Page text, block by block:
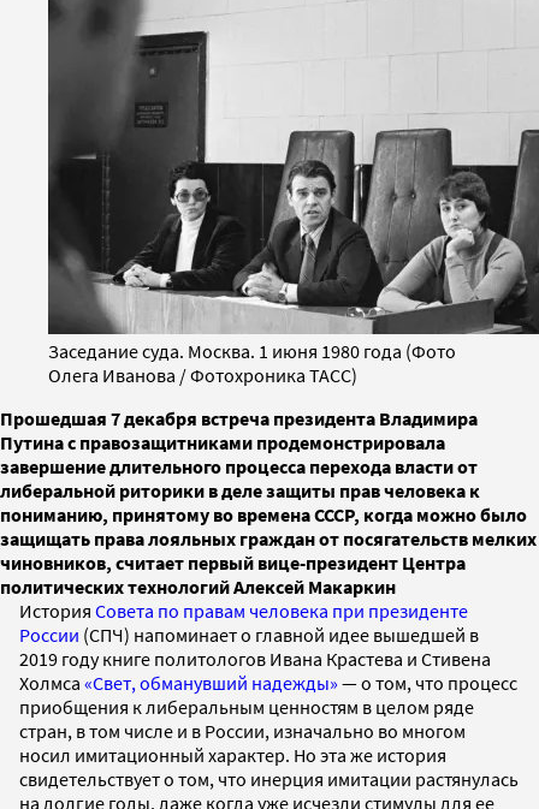
Заседание суда. Москва. 1 июня 1980 года (Фото
Олега Иванова / Фотохроника ТАСС)
Прошедшая 7 декабря встреча президента Владимира
Путина с правозащитниками продемонстрировала
завершение длительного процесса перехода власти от
либеральной риторики в деле защиты прав человека к
пониманию, принятому во времена СССР, когда можно было
защищать права лояльных граждан от посягательств мелких
чиновников, считает первый вице-президент Центра
политических технологий Алексей Макаркин
История Совета по правам человека при президенте
России (СПЧ) напоминает о главной идее вышедшей в
2019 году книге политологов Ивана Крастева и Стивена
Холмса «Свет, обманувший надежды» — о том, что процесс
приобщения к либеральным ценностям в целом ряде
стран, в том числе и в России, изначально во многом
носил имитационный характер. Но эта же история
свидетельствует о том, что инерция имитации растянулась
на долгие годы, даже когда уже исчезли стимулы для ее